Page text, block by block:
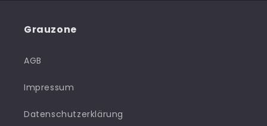
Grauzone
AGB
Impressum
Datenschutzerklärung